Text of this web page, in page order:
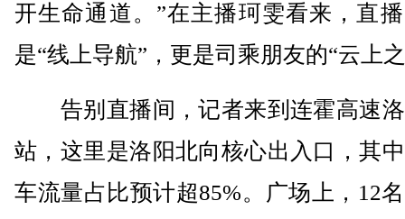
开生命通道。”在主播珂雯看来，直
是“线上导航”，更是司乘朋友的“云上
告别直播间，记者来到连霍高速
站，这里是洛阳北向核心出入口，其
车流量占比预计超85%。广场上，12